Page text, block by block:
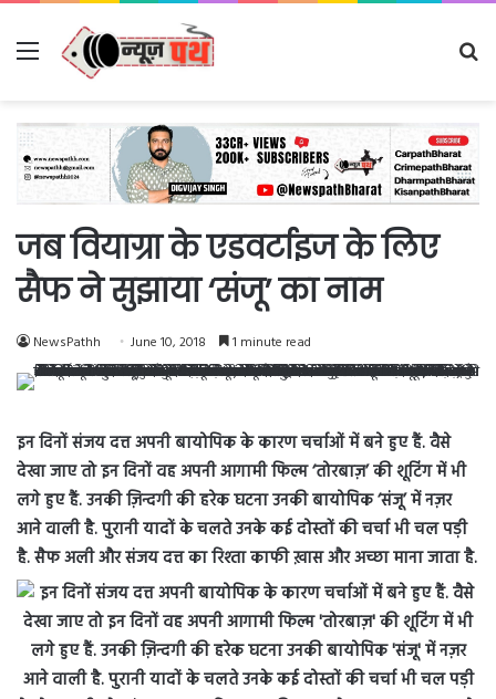
Menu
जब वियाग्रा के एडवर्टाइज के लिए
सैफ ने सुझाया ‘संजू’ का नाम
NewsPathh June 10, 2018 1 minute read
इन दिनों संजय दत्त अपनी बायोपिक के कारण चर्चाओं में बने हुए हैं. वैसे
देखा जाए तो इन दिनों वह अपनी आगामी फिल्म ‘तोरबाज़’ की शूटिंग में भी
लगे हुए हैं. उनकी ज़िन्दगी की हरेक घटना उनकी बायोपिक ‘संजू’ में नज़र
आने वाली है. पुरानी यादों के चलते उनके कई दोस्तों की चर्चा भी चल पड़ी
है. सैफ अली और संजय दत्त का रिश्ता काफी ख़ास और अच्छा माना जाता है.